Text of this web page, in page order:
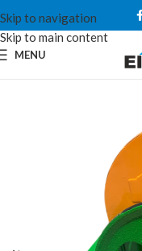
Skip to navigation
Skip to main content
MENU